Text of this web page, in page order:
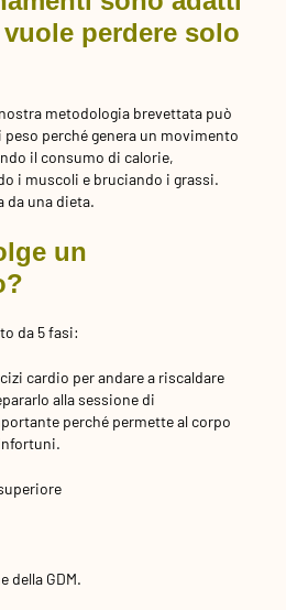
perdere solo
metodologia brevettata può
perché genera un movimento
il consumo di calorie,
i muscoli e bruciando i grassi.
da una dieta.
un
da 5 fasi:
cardio per andare a riscaldare
alla sessione di
perché permette al corpo
della GDM.